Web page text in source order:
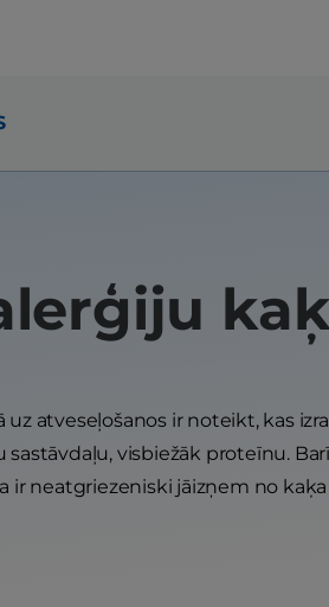
atveseļošanos ir noteikt, kas
visbiežāk proteīnu.
ir neatgriezeniski jāizņem no